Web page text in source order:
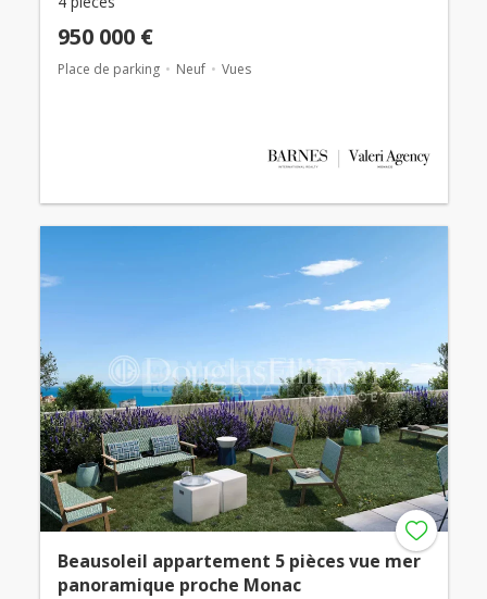
950 000 €
Place de parking Neuf Vues
Beausoleil appartement 5 pièces vue mer
panoramique proche Monac